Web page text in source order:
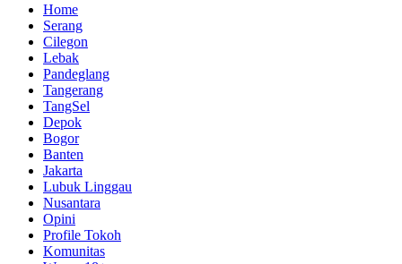
Home
Serang
Cilegon
Lebak
Pandeglang
Tangerang
TangSel
Depok
Bogor
Banten
Jakarta
Lubuk Linggau
Nusantara
Opini
Profile Tokoh
Komunitas